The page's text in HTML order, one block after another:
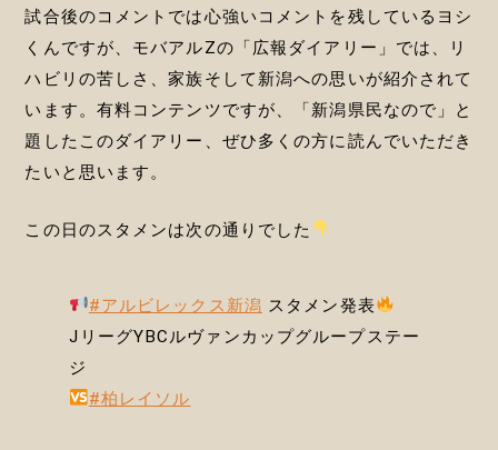
試合後のコメントでは心強いコメントを残しているヨシ
くんですが、モバアルZの「広報ダイアリー」では、リ
ハビリの苦しさ、家族そして新潟への思いが紹介されて
います。有料コンテンツですが、「新潟県民なので」と
題したこのダイアリー、ぜひ多くの方に読んでいただき
たいと思います。
この日のスタメンは次の通りでした
#アルビレックス新潟 スタメン発表
JリーグYBCルヴァンカップグループステー
ジ
#柏レイソル